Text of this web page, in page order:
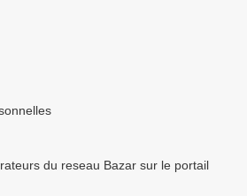
du reseau Bazar sur le portail